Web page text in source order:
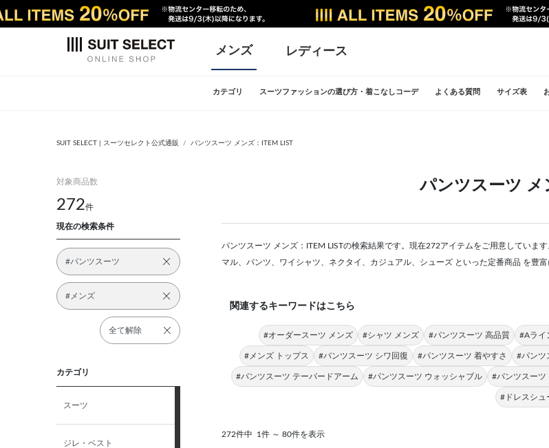
メンズ レディース
カテゴリ スーツファッションの選び方・着こなしコーデ よくある質問 サイズ表
SUIT SELECT | スーツセレクト公式通販 パンツスーツ メンズ：ITEM LIST
対象商品数
272件
現在の検索条件
#パンツスーツ
#メンズ
全て解除
カテゴリ
スーツ
ジレ・ベスト
パンツスーツ メ
パンツスーツ メンズ：ITEM LISTの検索結果です。現在272アイテムをご用意していま
マル、パンツ、ワイシャツ、ネクタイ、カジュアル、シューズ といった定番商品 を豊富
関連するキーワードはこちら
#オーダースーツ メンズ #シャツ メンズ #パンツスーツ 高品質 #Aライ
#メンズ トップス #パンツスーツ シワ回復 #パンツスーツ 着やすさ #パンツ
#パンツスーツ テーパードアーム #パンツスーツ ウォッシャブル #パンツスーツ
#ドレスシュ
272件中 1件 ～ 80件を表示